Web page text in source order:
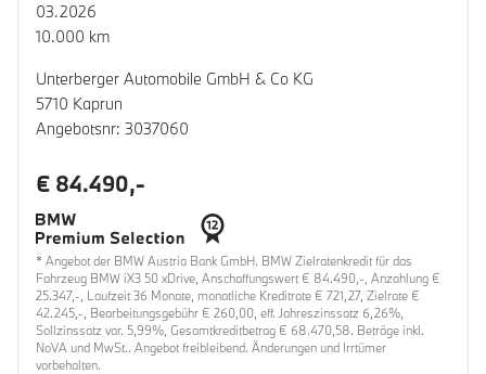
03.2026
10.000 km
Unterberger Automobile GmbH & Co KG
5710 Kaprun
Angebotsnr: 3037060
€ 84.490,-
* Angebot der BMW Austria Bank GmbH. BMW Zielratenkredit für das
Fahrzeug BMW iX3 50 xDrive, Anschaffungswert € 84.490,-, Anzahlung €
25.347,-, Laufzeit 36 Monate, monatliche Kreditrate € 721,27, Zielrate €
42.245,-, Bearbeitungsgebühr € 260,00, eff. Jahreszinssatz 6,26%,
Sollzinssatz var. 5,99%, Gesamtkreditbetrag € 68.470,58. Beträge inkl.
NoVA und MwSt.. Angebot freibleibend. Änderungen und Irrtümer
vorbehalten.